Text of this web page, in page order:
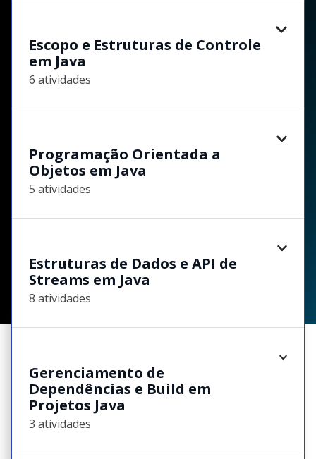
Escopo e Estruturas de Controle
em Java
6 atividades
Programação Orientada a
Objetos em Java
5 atividades
Estruturas de Dados e API de
Streams em Java
8 atividades
Gerenciamento de
Dependências e Build em
Projetos Java
3 atividades